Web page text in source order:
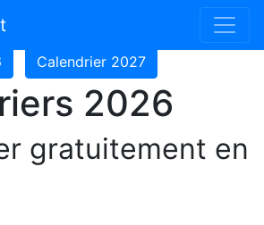
Calendrier 2027
2026
gratuitement en